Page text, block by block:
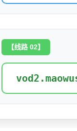
【线路 02】